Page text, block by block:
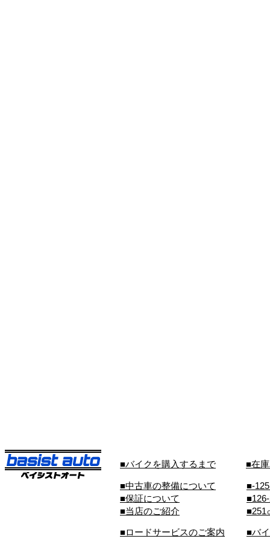
■バイクを購入するまで ■在
■中古車の整備について
■保証について
■当店のご紹介
■-
■251
■ロードサービスのご案内 ■バ